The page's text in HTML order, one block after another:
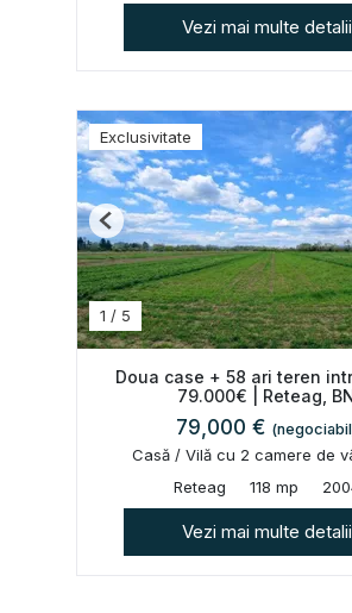
Vezi mai multe detalii
Exclusivitate
1 / 5
Previous
Doua case + 58 ari teren
79.000€ | Reteag,
79,000 €
Casă / Vilă cu 2 camere de
Reteag
118 mp
Vezi mai multe detalii